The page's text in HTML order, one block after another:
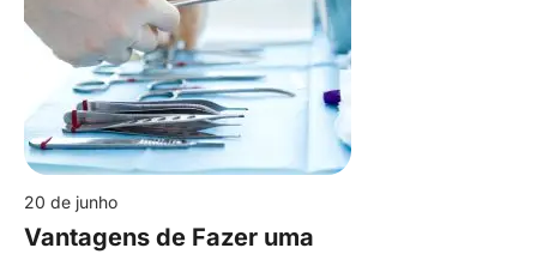
20 de junho
Vantagens de Fazer uma